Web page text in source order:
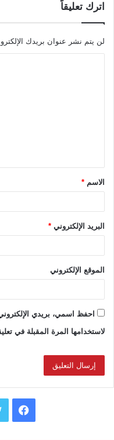
اترك تعليقاً
لن يتم نشر عنوان بريدك
ق
*الاسم *
البريد الإلكتروني *
الموقع الإلكتروني
احفظ اسمي، بريدي
لاستخدامها المرة المقبلة في